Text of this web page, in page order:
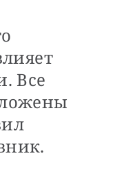
Все